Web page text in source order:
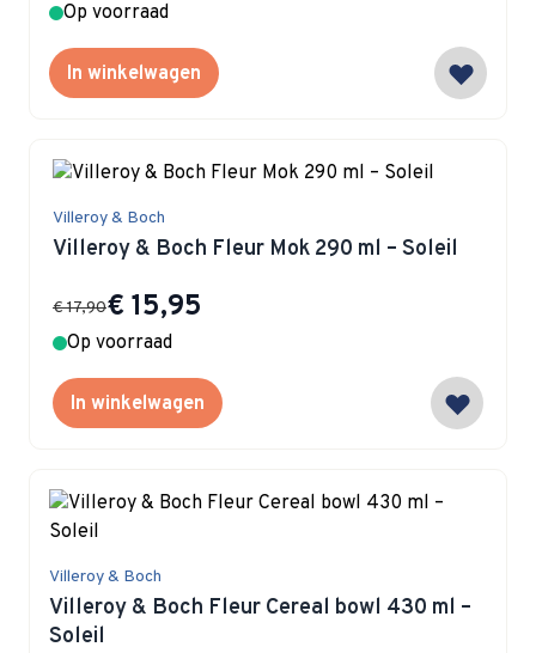
Op voorraad
In winkelwagen
Villeroy & Boch
Villeroy & Boch Fleur Mok 290 ml – Soleil
Special Price
€ 15,95
€ 17,90
Op voorraad
In winkelwagen
Villeroy & Boch
Villeroy & Boch Fleur Cereal bowl 430 ml –
Soleil